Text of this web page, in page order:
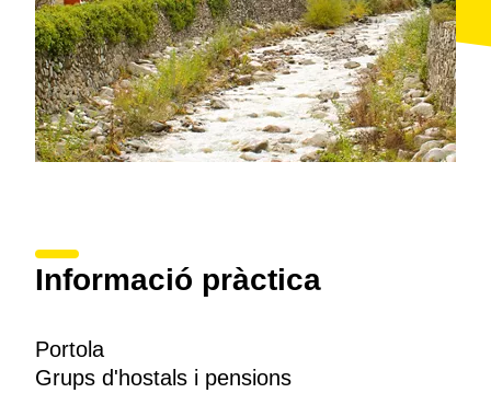
Informació pràctica
Portola
Grups d'hostals i pensions